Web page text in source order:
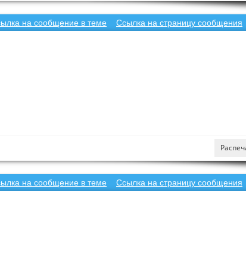
на сообщение в теме Ссылка на страницу сообщения
на сообщение в теме Ссылка на страницу сообщения